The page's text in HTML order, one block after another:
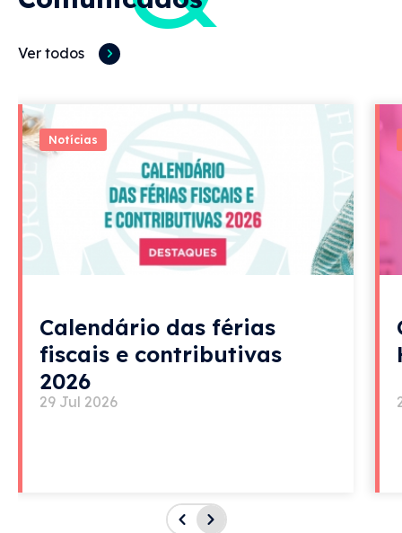
Ver todos
Notícias
Calendário das férias
fiscais e contributivas
2026
29 Jul 2026